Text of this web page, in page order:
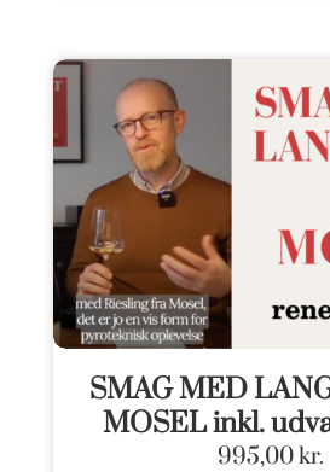
SMAG MED
MOSEL inkl.
995,00kr.